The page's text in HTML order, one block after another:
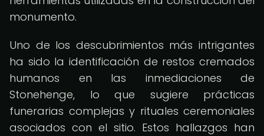
monumento.
Uno de los descubrimientos más intrigantes
ha sido la identificación de restos cremados
humanos en las inmediaciones de
Stonehenge, lo que sugiere prácticas
funerarias complejas y rituales ceremoniales
asociados con el sitio. Estos hallazgos han